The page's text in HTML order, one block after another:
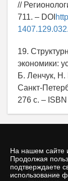
На нашем сайте
Продолжая
подтверждаете
использование
//
711. – DOI
19.
экономики:
Б. Ленчук,
Санкт-
276 с. –
Политика